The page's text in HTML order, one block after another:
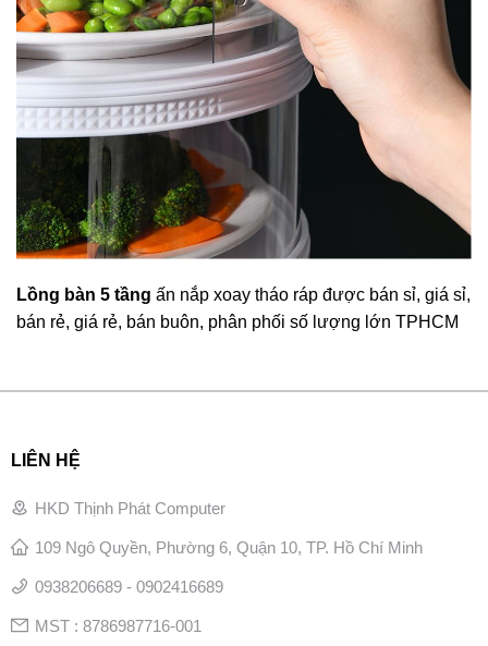
Lồng bàn 5 tầng ấn nắp xoay tháo ráp được bán sỉ, giá sỉ,
bán rẻ, giá rẻ, bán buôn, phân phối số lượng lớn TPHCM
LIÊN HỆ
HKD Thịnh Phát Computer
109 Ngô Quyền, Phường 6, Quận 10, TP. Hồ Chí Minh
0938206689 - 0902416689
MST : 8786987716-001